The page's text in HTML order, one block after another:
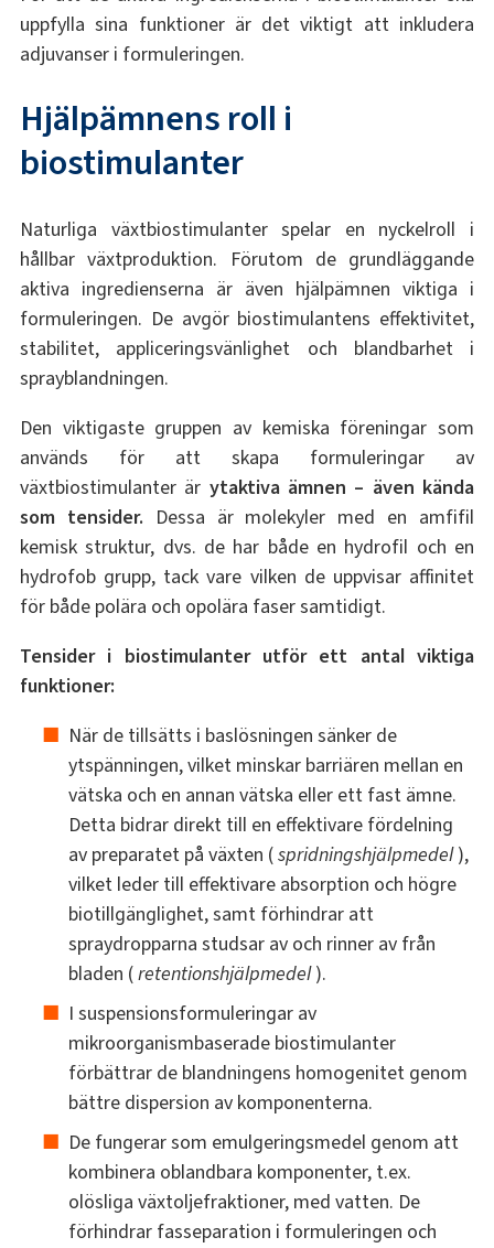
uppfylla sina funktioner är det viktigt att inkludera
adjuvanser i formuleringen.
Hjälpämnens roll i
biostimulanter
Naturliga växtbiostimulanter spelar en nyckelroll i
hållbar växtproduktion. Förutom de grundläggande
aktiva ingredienserna är även hjälpämnen viktiga i
formuleringen. De avgör biostimulantens effektivitet,
stabilitet, appliceringsvänlighet och blandbarhet i
sprayblandningen.
Den viktigaste gruppen av kemiska föreningar som
används för att skapa formuleringar av
växtbiostimulanter är ytaktiva ämnen – även kända
som tensider. Dessa är molekyler med en amfifil
kemisk struktur, dvs. de har både en hydrofil och en
hydrofob grupp, tack vare vilken de uppvisar affinitet
för både polära och opolära faser samtidigt.
Tensider i biostimulanter utför ett antal viktiga
funktioner:
När de tillsätts i baslösningen sänker de
ytspänningen, vilket minskar barriären mellan en
vätska och en annan vätska eller ett fast ämne.
Detta bidrar direkt till en effektivare fördelning
av preparatet på växten (spridningshjälpmedel),
vilket leder till effektivare absorption och högre
biotillgänglighet, samt förhindrar att
spraydropparna studsar av och rinner av från
bladen (retentionshjälpmedel).
I suspensionsformuleringar av
mikroorganismbaserade biostimulanter
förbättrar de blandningens homogenitet genom
bättre dispersion av komponenterna.
De fungerar som emulgeringsmedel genom att
kombinera oblandbara komponenter, t.ex.
olösliga växtoljefraktioner, med vatten. De
förhindrar fasseparation i formuleringen och